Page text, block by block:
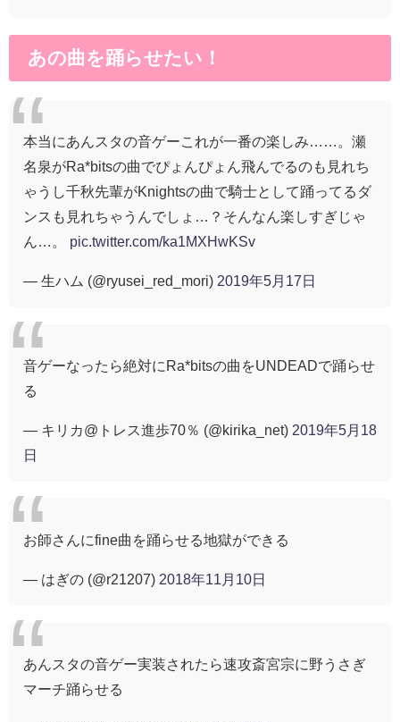
あの曲を踊らせたい！
本当にあんスタの音ゲーこれが一番の楽しみ……。瀬
名泉がRa*bitsの曲でぴょんぴょん飛んでるのも見れち
ゃうし千秋先輩がKnightsの曲で騎士として踊ってるダ
ンスも見れちゃうんでしょ…？そんなん楽しすぎじゃ
ん…。 pic.twitter.com/ka1MXHwKSv
— 生ハム (@ryusei_red_mori) 2019年5月17日
音ゲーなったら絶対にRa*bitsの曲をUNDEADで踊らせ
る
— キリカ@トレス進歩70％ (@kirika_net) 2019年5月18
日
お師さんにfine曲を踊らせる地獄ができる
— はぎの (@r21207) 2018年11月10日
あんスタの音ゲー実装されたら速攻斎宮宗に野うさぎ
マーチ踊らせる